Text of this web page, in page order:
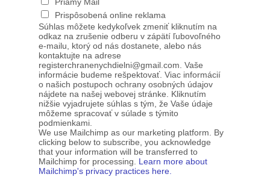
Prispôsobená online reklama
Súhlas môžete kedykoľvek zmeniť kliknutím na
odkaz na zrušenie odberu v zápätí ľubovoľného
e-mailu, ktorý od nás dostanete, alebo nás
kontaktujte na adrese
registerchranenychdielni@gmail.com. Vaše
informácie budeme rešpektovať. Viac informácií
o našich postupoch ochrany osobných údajov
nájdete na našej webovej stránke. Kliknutím
nižšie vyjadrujete súhlas s tým, že Vaše údaje
môžeme spracovať v súlade s týmito
podmienkami.
We use Mailchimp as our marketing platform. By
clicking below to subscribe, you acknowledge
that your information will be transferred to
Mailchimp for processing. Learn more about
Mailchimp's privacy practices here.